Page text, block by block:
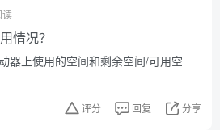
读
情况？
器上使用的空间和剩余空间/可用空
评分 回复 分享